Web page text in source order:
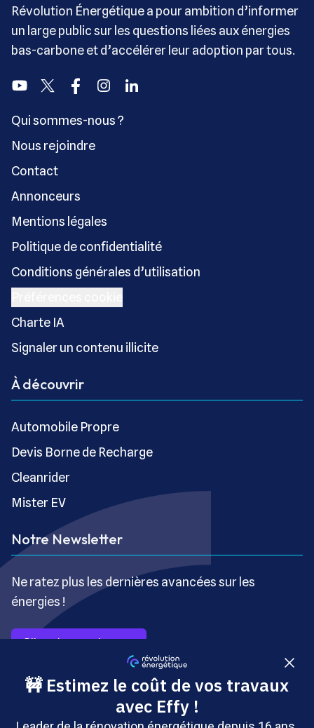
Révolution Énergétique a pour ambition d’informer
un large public sur les questions liées aux énergies
bas-carbone et d’accélérer leur adoption par tous.
YoutubeTwitter FacebookInstagramLinkedin
Qui sommes-nous ?
Nous rejoindre
Contact
Annonceurs
Mentions légales
Politique de confidentialité
Conditions générales d’utilisation
Charte IA
Signaler un contenu illicite
À découvrir
Automobile Propre
Devis Borne de Recharge
Cleanrider
Mister EV
Notre Newsletter
Ne ratez plus les dernières avancées sur les
énergies !
S’inscrire gratuitement
Copyright © Révolution Énergétique - Tous droits réservés
- Site édité par Saabre SAS, une société du groupe